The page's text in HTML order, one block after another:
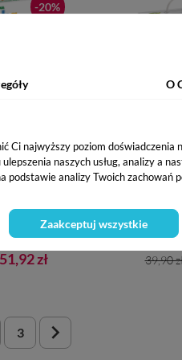
-20%
(opinie: 3)
Cena
51,92 zł
Cena
39,90
3 
O
Ci najwyższy poziom doświadczenia
naszych usług, analizy a
analizy Twoich zachowań
Zaakceptuj wszystkie